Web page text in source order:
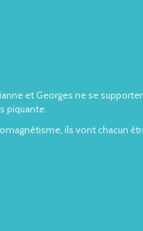
et Georges ne se
piquante.
ils vont chacun